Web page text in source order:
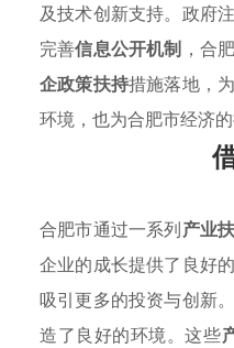
及技术创新支持。政府
完善信息公开机制 ，合
企政策扶持措施落地，
环境，也为合肥市经济
合肥市通过一系列产业
企业的成长提供了良好
吸引更多的投资与创新
造了良好的环境。这些